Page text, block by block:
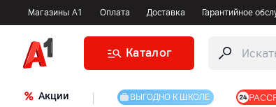
Магазины А1 Оплата Доставка Гарантийное
Каталог
Акции ВЫГОДНО К ШКОЛЕ